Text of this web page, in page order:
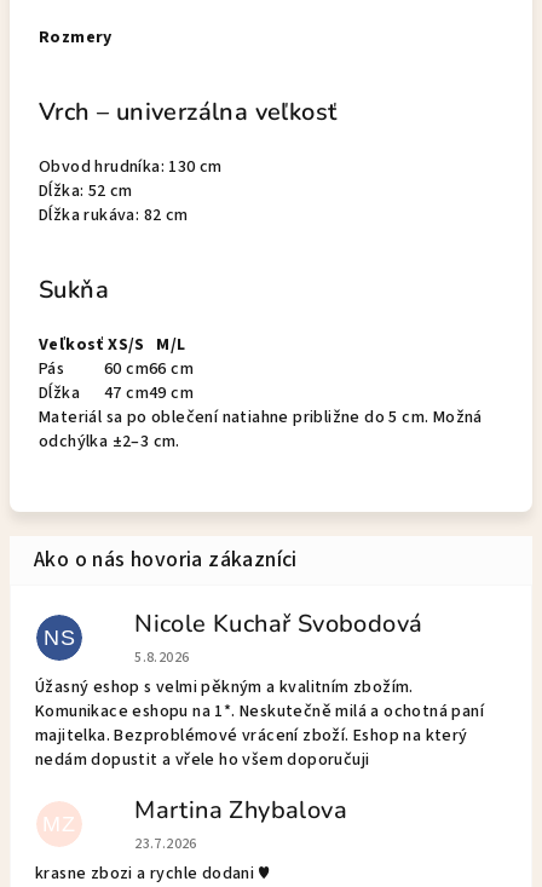
Rozmery
Vrch – univerzálna veľkosť
Obvod hrudníka: 130 cm
Dĺžka: 52 cm
Dĺžka rukáva: 82 cm
Sukňa
Veľkosť XS/S M/L
Pás
60 cm66 cm
Dĺžka
47 cm49 cm
Materiál sa po oblečení natiahne približne do 5 cm. Možná
odchýlka ±2–3 cm.
NS Nicole Kuchař Svobodová
Hodnotenie obchodu je 5 z 5 hviezdičiek.
5.8.2026
Úžasný eshop s velmi pěkným a kvalitním zbožím.
Komunikace eshopu na 1*. Neskutečně milá a ochotná paní
majitelka. Bezproblémové vrácení zboží. Eshop na který
nedám dopustit a vřele ho všem doporučuji
MZ Martina Zhybalova
Hodnotenie obchodu je 5 z 5 hviezdičiek.
23.7.2026
krasne zbozi a rychle dodani ♥️